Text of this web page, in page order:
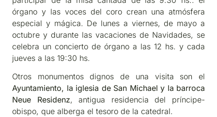
órgano y las voces del coro crean una atmósfera
especial y mágica. De lunes a viernes, de mayo a
octubre y durante las vacaciones de Navidades, se
celebra un concierto de órgano a las 12 hs. y cada
jueves a las 19:30 hs.
Otros monumentos dignos de una visita son el
Ayuntamiento, la iglesia de San Michael y la barroca
Neue Residenz, antigua residencia del príncipe-
obispo, que alberga el tesoro de la catedral.